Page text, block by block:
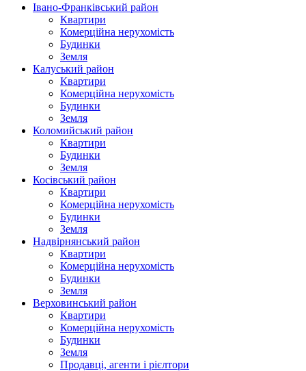
Івано-Франківський район
Квартири
Комерційна нерухомість
Будинки
Земля
Калуський район
Квартири
Комерційна нерухомість
Будинки
Земля
Коломийський район
Квартири
Будинки
Земля
Косівський район
Квартири
Комерційна нерухомість
Будинки
Земля
Надвірнянський район
Квартири
Комерційна нерухомість
Будинки
Земля
Верховинський район
Квартири
Комерційна нерухомість
Будинки
Земля
Продавці, агенти і рієлтори